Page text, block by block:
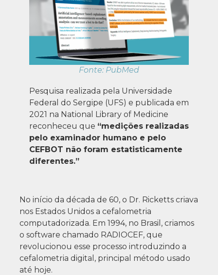
Fonte: PubMed
Pesquisa realizada pela Universidade
Federal do Sergipe (UFS) e publicada em
2021 na National Library of Medicine
reconheceu que “medições realizadas
pelo examinador humano e pelo
CEFBOT não foram estatisticamente
diferentes.”
No início da década de 60, o Dr. Ricketts criava
nos Estados Unidos a cefalometria
computadorizada. Em 1994, no Brasil, criamos
o software chamado RADIOCEF, que
revolucionou esse processo introduzindo a
cefalometria digital, principal método usado
até hoje.